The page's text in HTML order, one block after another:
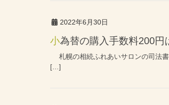
2022年6月30日
小為替の購入手数料200
札幌の相続ふれあいサロンの司法
[…]